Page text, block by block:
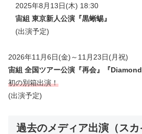
2025年8月13日(木) 18:30
宙組 東京新人公演 『黒蜥蜴』
(出演予定)
2026年11月6日(金)～11月23日(月祝)
宙組 全国ツアー公演『再会』『Diamond
初の別箱出演！
(出演予定)
過去のメディア出演（ス